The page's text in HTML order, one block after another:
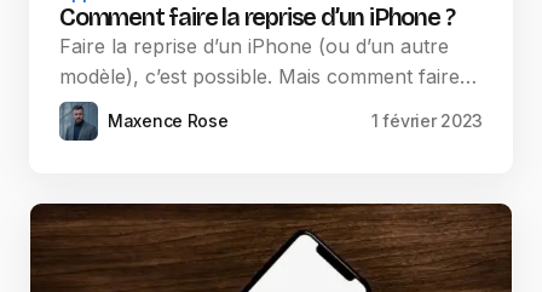
Comment faire la reprise d’un iPhone ?
Faire la reprise d’un iPhone (ou d’un autre
modèle), c’est possible. Mais comment faire…
Maxence Rose 1 février 2023